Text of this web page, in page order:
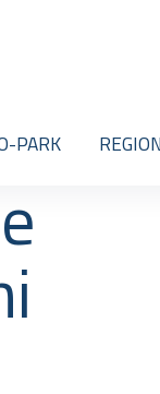
PARK REGION